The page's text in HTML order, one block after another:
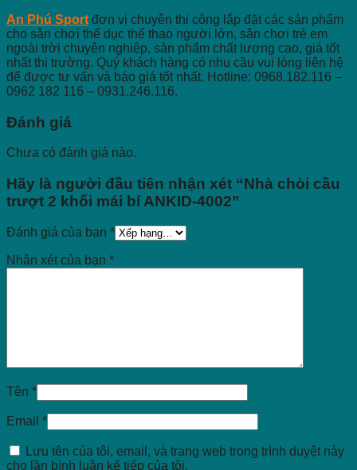
An Phú Sport đơn vị chuyên thi công lắp đặt các sản phẩm
cho sân chơi thể dục thể thao người lớn, sân chơi trẻ em
ngoài trời chuyên nghiệp, sản phẩm chất lượng cao, giá tốt
nhất thị trường. Quý khách hàng có nhu cầu vui lòng liên hệ
để được tư vấn và báo giá tốt nhất. Hotline: 0968.182.116 –
0962 182 116 – 0931.246.116.
Đánh giá
Chưa có đánh giá nào.
Hãy là người đầu tiên nhận xét “Nhà chòi cầu
trượt 2 khối mái bí ANKID-4002”
Đánh giá của bạn *
Nhận xét của bạn *
Tên *
Email *
Lưu tên của tôi, email, và trang web trong trình duyệt này
cho lần bình luận kế tiếp của tôi.